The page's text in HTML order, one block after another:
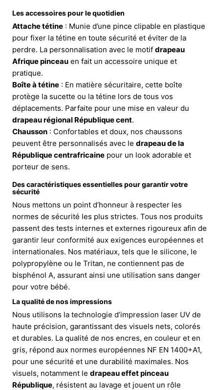
Les accessoires pour le quotidien
Attache tétine : Munie d’une pince clipable en plastique
pour fixer la tétine en toute sécurité et éviter de la
perdre. La personnalisation avec le motif drapeau
Afrique pinceau en fait un accessoire unique et
pratique.
Boîte à tétine : En matière sécuritaire, cette boîte
protège la sucette ou la tétine lors de tous vos
déplacements. Parfaite pour une mise en valeur du
drapeau régional République cent.
Chausson : Confortables et doux, nos chaussons
peuvent être personnalisés avec le drapeau de la
République centrafricaine pour un look adorable et
porteur de sens.
Des caractéristiques essentielles pour garantir votre
sécurité
Nous mettons un point d’honneur à respecter les
normes de sécurité les plus strictes. Tous nos produits
passent des tests internes et externes rigoureux afin de
garantir leur conformité aux exigences européennes et
internationales. Nos matériaux, tels que le silicone, le
polypropylène ou le Tritan, ne contiennent pas de
bisphénol A, assurant ainsi une utilisation sans danger
pour votre bébé.
La qualité de nos impressions
Nous utilisons la technologie d’impression laser UV de
haute précision, garantissant des visuels nets, colorés
et durables. La qualité de nos encres, en couleur et en
gris, répond aux normes européennes NF EN 1400+A1,
pour une sécurité et une durabilité maximales. Nos
visuels, notamment le drapeau effet pinceau
République, résistent au lavage et jouent un rôle